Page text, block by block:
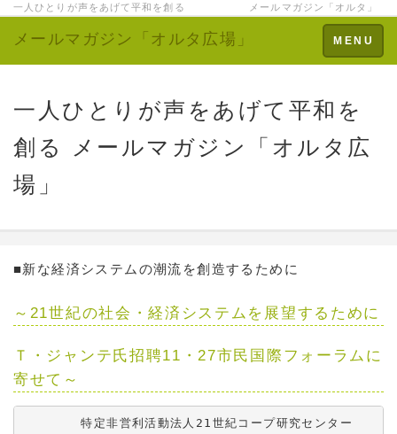
一人ひとりが声をあげて平和を創る メールマガジン「オルタ」
Toggle
navigation
MENU
メールマガジン「オルタ広場」
一人ひとりが声をあげて平和を
創る メールマガジン「オルタ広
場」
■新な経済システムの潮流を創造するために
～21世紀の社会・経済システムを展望するために
Ｔ・ジャンテ氏招聘11・27市民国際フォーラムに
寄せて～
特定非営利活動法人21世紀コープ研究センター